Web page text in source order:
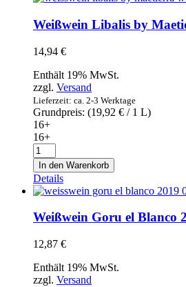
Fermentado
en
Barrica
0,75l
Weißwein Libalis by
14,94 €
Enthält 19% MwSt.
zzgl. Versand
Lieferzeit: ca. 2-3 Werktage
Grundpreis: (19,92 € / 1 L)
16+
16+
Weißwein
Libalis
by
Maetierra
white
2019
0,75l
In den Warenkorb
Details
Weißwein Goru el Blanco
12,87 €
Enthält 19% MwSt.
zzgl. Versand